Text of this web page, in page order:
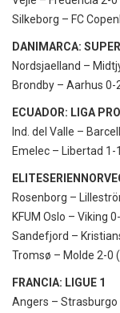
Silkeborg – FC
DANIMARCA:
Nordsjaelland –
Brondby – Aarhus 0-
ECUADOR: LIGA PRO
Ind. del Valle –
Emelec – Libertad 1-
Rosenborg –
KFUM Oslo – Viking
Sandefjord –
Tromsø – Molde 2-0
FRANCIA: LIGUE 1
Angers – Strasburgo